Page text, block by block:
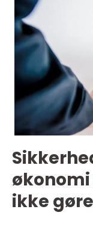
ikke